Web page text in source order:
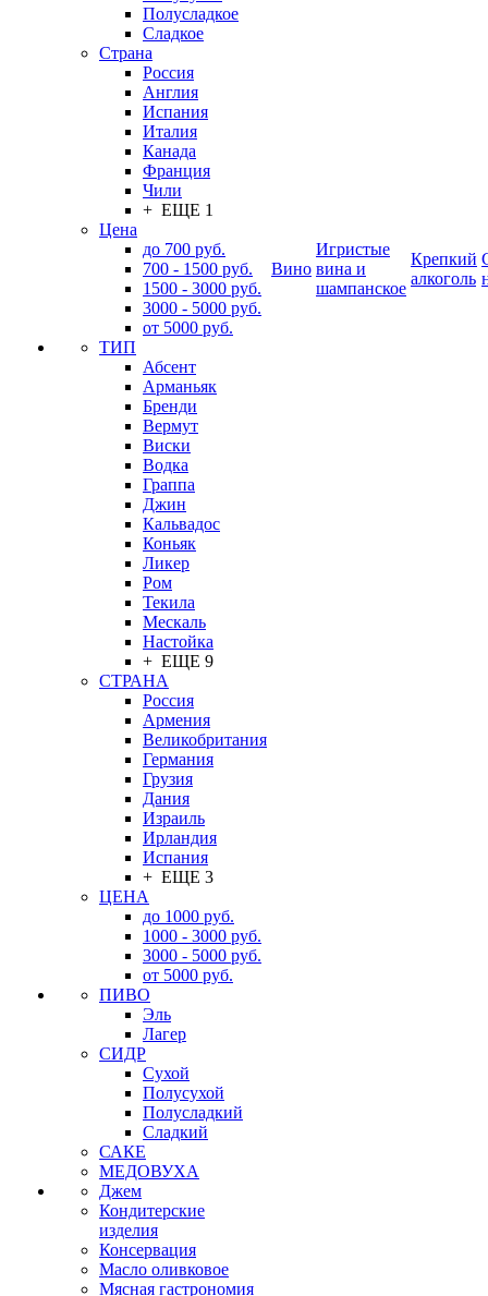
Полусладкое
Сладкое
Страна
Россия
Англия
Испания
Италия
Канада
Франция
Чили
+ ЕЩЕ 1
Цена
до 700 руб.
700 - 1500 руб.
1500 - 3000 руб.
3000 - 5000 руб.
от 5000 руб.
ТИП
Абсент
Арманьяк
Бренди
Вермут
Виски
Водка
Граппа
Джин
Кальвадос
Коньяк
Ликер
Ром
Текила
Мескаль
Настойка
+ ЕЩЕ 9
СТРАНА
Россия
Армения
Великобритания
Германия
Грузия
Дания
Израиль
Ирландия
Испания
+ ЕЩЕ 3
ЦЕНА
до 1000 руб.
1000 - 3000 руб.
3000 - 5000 руб.
от 5000 руб.
ПИВО
Эль
Лагер
СИДР
Сухой
Полусухой
Полусладкий
Сладкий
САКЕ
МЕДОВУХА
Джем
Кондитерские
изделия
Консервация
Масло оливковое
Мясная гастрономия
Вино
Игристые
вина и
шампанское
Крепкий
алкоголь